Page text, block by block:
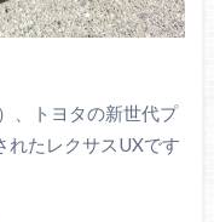
、トヨタの新世代プ
れたレクサスUXです